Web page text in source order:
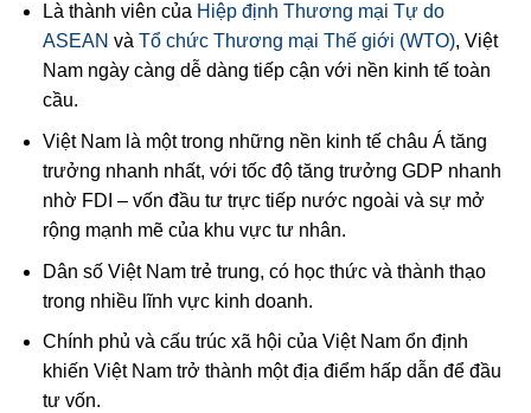
Là thành viên của Hiệp định Thương mại Tự do
ASEAN và Tổ chức Thương mại Thế giới (WTO), Việt
Nam ngày càng dễ dàng tiếp cận với nền kinh tế toàn
cầu.
Việt Nam là một trong những nền kinh tế châu Á tăng
trưởng nhanh nhất, với tốc độ tăng trưởng GDP nhanh
nhờ FDI – vốn đầu tư trực tiếp nước ngoài và sự mở
rộng mạnh mẽ của khu vực tư nhân.
Dân số Việt Nam trẻ trung, có học thức và thành thạo
trong nhiều lĩnh vực kinh doanh.
Chính phủ và cấu trúc xã hội của Việt Nam ổn định
khiến Việt Nam trở thành một địa điểm hấp dẫn để đầu
tư vốn.